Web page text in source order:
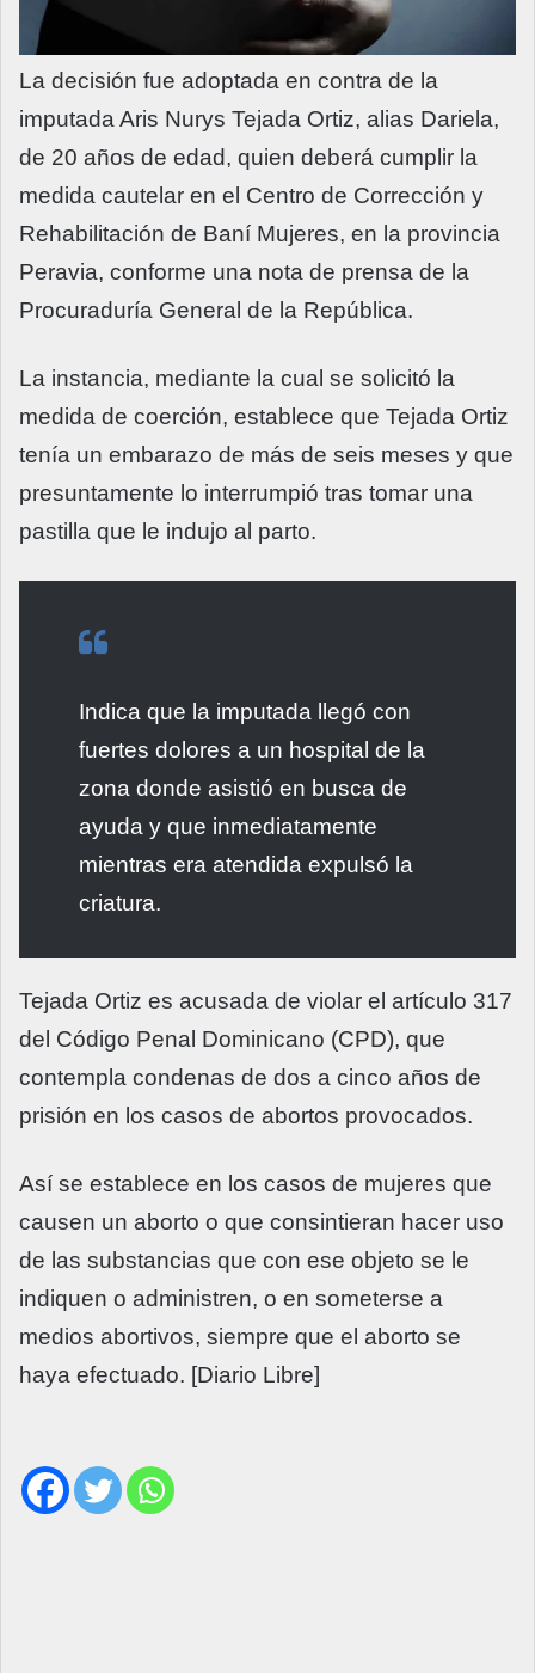
La decisión fue adoptada en contra de la
imputada Aris Nurys Tejada Ortiz, alias Dariela,
de 20 años de edad, quien deberá cumplir la
medida cautelar en el Centro de Corrección y
Rehabilitación de Baní Mujeres, en la provincia
Peravia, conforme una nota de prensa de la
Procuraduría General de la República.
La instancia, mediante la cual se solicitó la
medida de coerción, establece que Tejada Ortiz
tenía un embarazo de más de seis meses y que
presuntamente lo interrumpió tras tomar una
pastilla que le indujo al parto.
Indica que la imputada llegó con
fuertes dolores a un hospital de la
zona donde asistió en busca de
ayuda y que inmediatamente
mientras era atendida expulsó la
criatura.
Tejada Ortiz es acusada de violar el artículo 317
del Código Penal Dominicano (CPD), que
contempla condenas de dos a cinco años de
prisión en los casos de abortos provocados.
Así se establece en los casos de mujeres que
causen un aborto o que consintieran hacer uso
de las substancias que con ese objeto se le
indiquen o administren, o en someterse a
medios abortivos, siempre que el aborto se
haya efectuado. [Diario Libre]